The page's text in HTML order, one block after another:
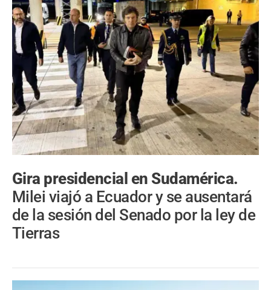
Gira presidencial en Sudamérica.
Milei viajó a Ecuador y se ausentará
de la sesión del Senado por la ley de
Tierras